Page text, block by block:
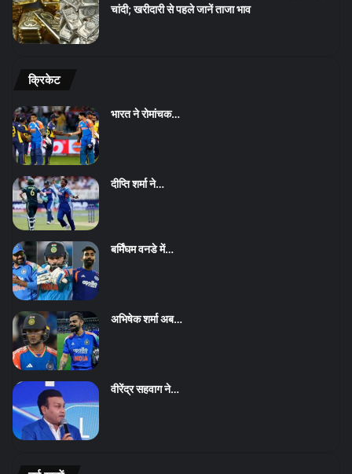
चांदी; खरीदारी से पहले जानें ताजा भाव
क्रिकेट
भारत ने रोमांचक…
दीप्ति शर्मा ने…
बर्मिंघम वनडे में…
अभिषेक शर्मा अब…
वीरेंद्र सहवाग ने…